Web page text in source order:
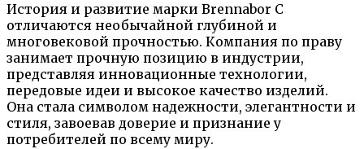
История и развитие марки Brennabor C
отличаются необычайной глубиной и
многовековой прочностью. Компания по праву
занимает прочную позицию в индустрии,
представляя инновационные технологии,
передовые идеи и высокое качество изделий.
Она стала символом надежности, элегантности и
стиля, завоевав доверие и признание у
потребителей по всему миру.